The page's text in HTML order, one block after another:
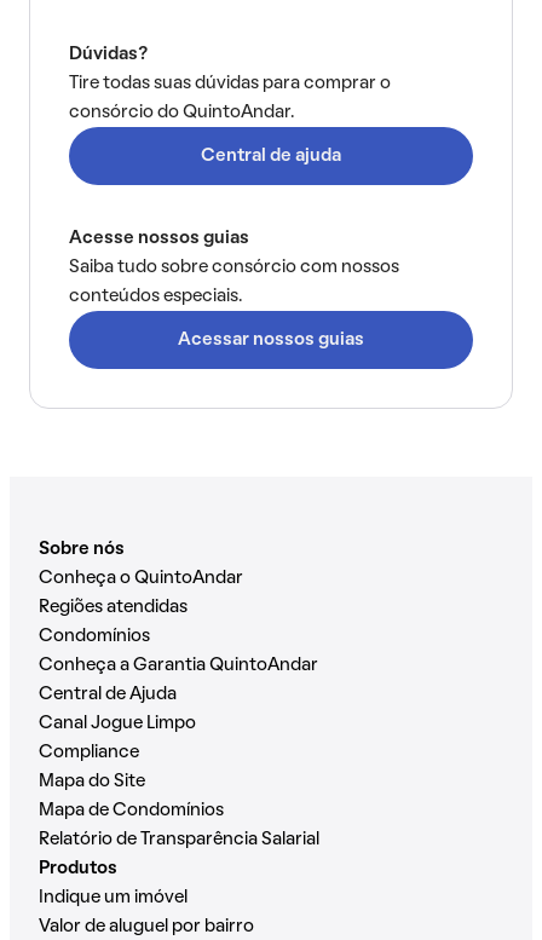
Dúvidas?
Tire todas suas dúvidas para comprar o
consórcio do QuintoAndar.
Central de ajuda
Acesse nossos guias
Saiba tudo sobre consórcio com nossos
conteúdos especiais.
Acessar nossos guias
Sobre nós
Conheça o QuintoAndar
Regiões atendidas
Condomínios
Conheça a Garantia QuintoAndar
Central de Ajuda
Canal Jogue Limpo
Compliance
Mapa do Site
Mapa de Condomínios
Relatório de Transparência Salarial
Produtos
Indique um imóvel
Valor de aluguel por bairro